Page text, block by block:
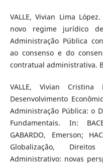
VALLE, Vivian Lima
novo regime jurídico
Administração Pública
ao consenso e do
contratual administrativa.
VALLE, Vivian Cristina
Desenvolvimento
Administração Pública: o
Fundamentais. In:
GABARDO, Emerson;
Globalização,
Administrativo: novas